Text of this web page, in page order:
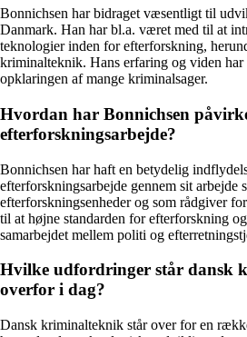
Bonnichsen har bidraget væsentligt til
Danmark. Han har bl.a. været med til at
teknologier inden for efterforskning,
kriminalteknik. Hans erfaring og viden
opklaringen af mange kriminalsager.
Hvordan har Bonnichsen
efterforskningsarbejde?
Bonnichsen har haft en betydelig
efterforskningsarbejde gennem sit arbejde
efterforskningsenheder og som rådgiver
til at højne standarden for efterforskning
samarbejdet mellem politi og
Hvilke udfordringer står dansk
overfor i dag?
Dansk kriminalteknik står over for en